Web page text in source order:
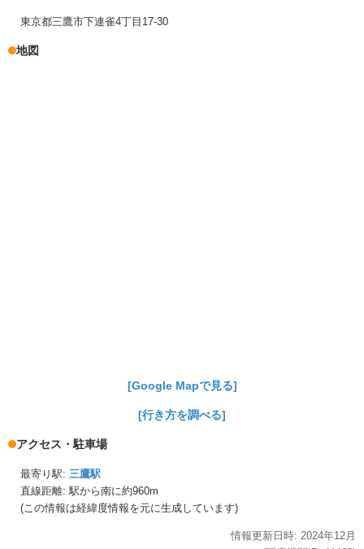
東京都三鷹市下連雀4丁目17-30
地図
[Google Mapで見る]
[行き方を調べる]
アクセス・駐車場
最寄り駅: 三鷹駅
直線距離: 駅から南に約960m
(この情報は経緯度情報を元に生成しています)
情報更新日時: 2024年12月